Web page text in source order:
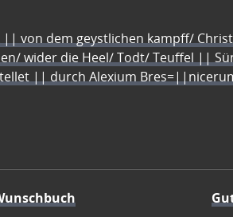
|| von dem geystlichen kampff/
wider die Heel/ Todt/ Teuffel ||
|| durch Alexium